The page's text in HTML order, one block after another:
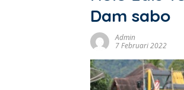
Dam sabo
Admin
7 Februari 2022